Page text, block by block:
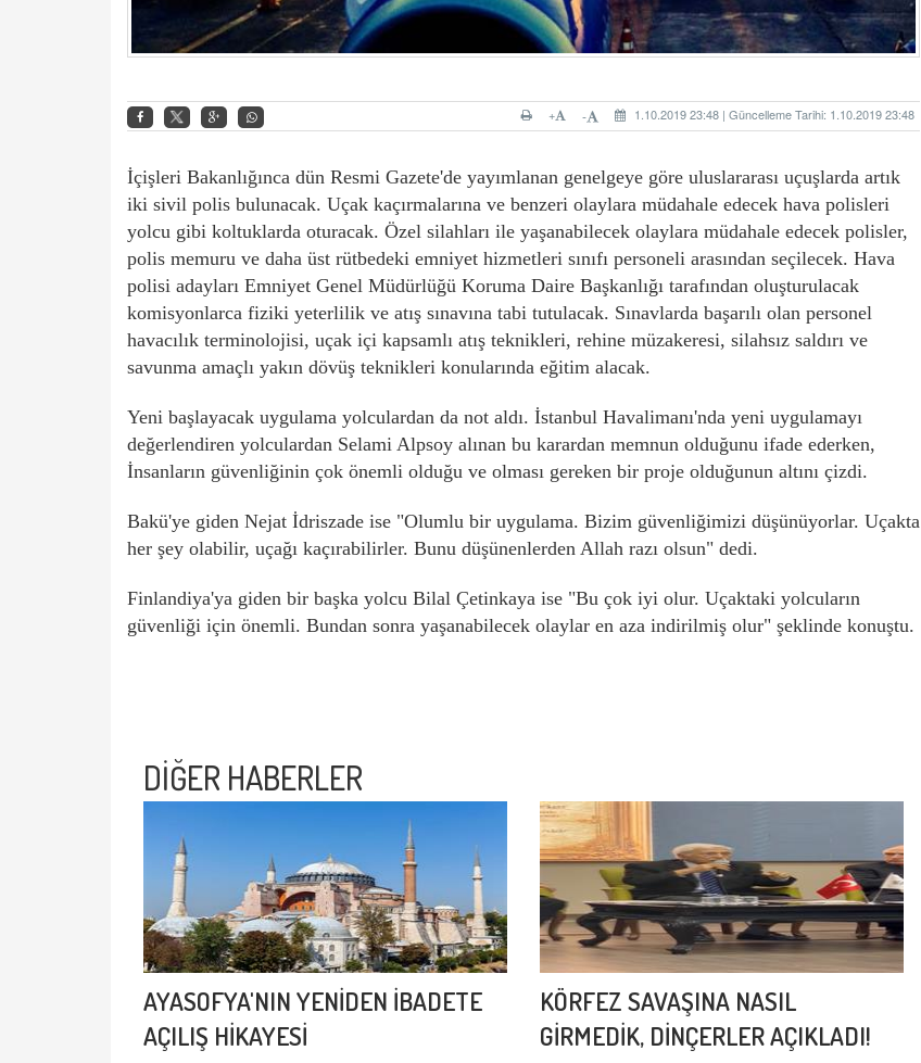
1.10.2019 23:48 | Güncelleme Tarihi: 1.10.2019 23:48
-
+
İçişleri Bakanlığınca dün Resmi Gazete'de yayımlanan genelgeye göre uluslararası uçuşlarda artık
iki sivil polis bulunacak. Uçak kaçırmalarına ve benzeri olaylara müdahale edecek hava polisleri
yolcu gibi koltuklarda oturacak. Özel silahları ile yaşanabilecek olaylara müdahale edecek polisler,
polis memuru ve daha üst rütbedeki emniyet hizmetleri sınıfı personeli arasından seçilecek. Hava
polisi adayları Emniyet Genel Müdürlüğü Koruma Daire Başkanlığı tarafından oluşturulacak
komisyonlarca fiziki yeterlilik ve atış sınavına tabi tutulacak. Sınavlarda başarılı olan personel
havacılık terminolojisi, uçak içi kapsamlı atış teknikleri, rehine müzakeresi, silahsız saldırı ve
savunma amaçlı yakın dövüş teknikleri konularında eğitim alacak.
Yeni başlayacak uygulama yolculardan da not aldı. İstanbul Havalimanı'nda yeni uygulamayı
değerlendiren yolculardan Selami Alpsoy alınan bu karardan memnun olduğunu ifade ederken,
İnsanların güvenliğinin çok önemli olduğu ve olması gereken bir proje olduğunun altını çizdi.
Bakü'ye giden Nejat İdriszade ise "Olumlu bir uygulama. Bizim güvenliğimizi düşünüyorlar. Uçakta
her şey olabilir, uçağı kaçırabilirler. Bunu düşünenlerden Allah razı olsun" dedi.
Finlandiya'ya giden bir başka yolcu Bilal Çetinkaya ise "Bu çok iyi olur. Uçaktaki yolcuların
güvenliği için önemli. Bundan sonra yaşanabilecek olaylar en aza indirilmiş olur" şeklinde konuştu.
DİĞER HABERLER
AYASOFYA'NIN YENİDEN İBADETE
AÇILIŞ HİKAYESİ
KÖRFEZ SAVAŞINA NASIL
GİRMEDİK, DİNÇERLER AÇIKLADI!